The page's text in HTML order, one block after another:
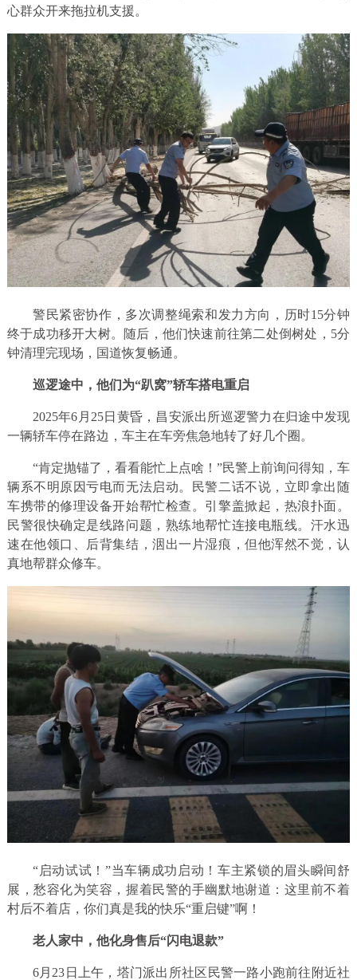
心群众开来拖拉机支援。
警民紧密协作，多次调整绳索和发力方向，历时15分钟
终于成功移开大树。随后，他们快速前往第二处倒树处，5分
钟清理完现场，国道恢复畅通。
巡逻途中，他们为“趴窝”轿车搭电重启
2025年6月25日黄昏，昌安派出所巡逻警力在归途中发现
一辆轿车停在路边，车主在车旁焦急地转了好几个圈。
“肯定抛锚了，看看能忙上点啥！”民警上前询问得知，车
辆系不明原因亏电而无法启动。民警二话不说，立即拿出随
车携带的修理设备开始帮忙检查。引擎盖掀起，热浪扑面。
民警很快确定是线路问题，熟练地帮忙连接电瓶线。汗水迅
速在他领口、后背集结，洇出一片湿痕，但他浑然不觉，认
真地帮群众修车。
“启动试试！”当车辆成功启动！车主紧锁的眉头瞬间舒
展，愁容化为笑容，握着民警的手幽默地谢道：这里前不着
村后不着店，你们真是我的快乐“重启键”啊！
老人家中，他化身售后“闪电退款”
6月23日上午，塔门派出所社区民警一路小跑前往附近社